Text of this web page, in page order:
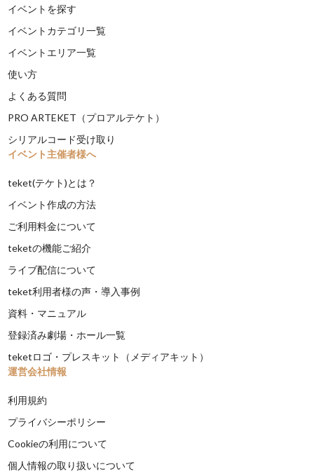
イベントを探す
イベントカテゴリ一覧
イベントエリア一覧
使い方
よくある質問
PRO ARTEKET（プロアルテケト）
シリアルコード受け取り
イベント主催者様へ
teket(テケト)とは？
イベント作成の方法
ご利用料金について
teketの機能ご紹介
ライブ配信について
teket利用者様の声・導入事例
資料・マニュアル
登録済み劇場・ホール一覧
teketロゴ・プレスキット（メディアキット）
運営会社情報
利用規約
プライバシーポリシー
Cookieの利用について
個人情報の取り扱いについて